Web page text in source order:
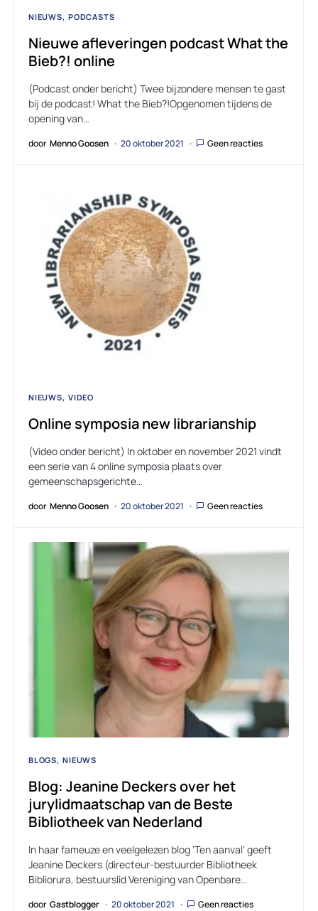
NIEUWS PODCASTS
Nieuwe afleveringen podcast What the
Bieb?! online
(Podcast onder bericht) Twee bijzondere mensen te gast
bij de podcast! What the Bieb?!Opgenomen tijdens de
opening van…
door Menno Goosen 20 oktober 2021 Geen reacties
NIEUWS VIDEO
Online symposia new librarianship
(Video onder bericht) In oktober en november 2021 vindt
een serie van 4 online symposia plaats over
gemeenschapsgerichte…
door Menno Goosen 20 oktober 2021 Geen reacties
BLOGS NIEUWS
Blog: Jeanine Deckers over het
jurylidmaatschap van de Beste
Bibliotheek van Nederland
In haar fameuze en veelgelezen blog ‘Ten aanval’ geeft
Jeanine Deckers (directeur-bestuurder Bibliotheek
Bibliorura, bestuurslid Vereniging van Openbare…
door Gastblogger 20 oktober 2021 Geen reacties